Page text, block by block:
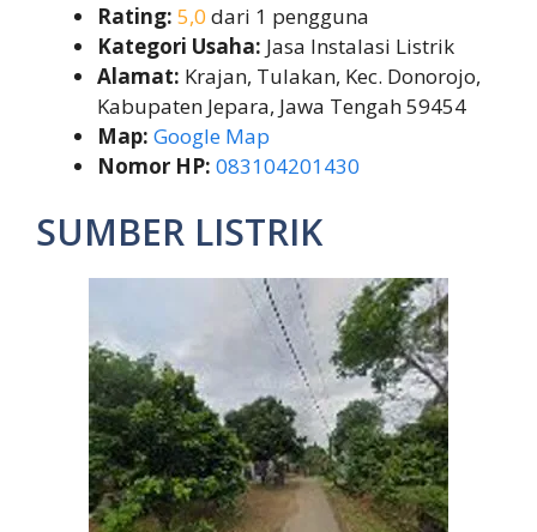
Rating: 5,0 dari 1 pengguna
Kategori Usaha: Jasa Instalasi Listrik
Alamat: Krajan, Tulakan, Kec. Donorojo,
Kabupaten Jepara, Jawa Tengah 59454
Map: Google Map
Nomor HP: 083104201430
SUMBER LISTRIK